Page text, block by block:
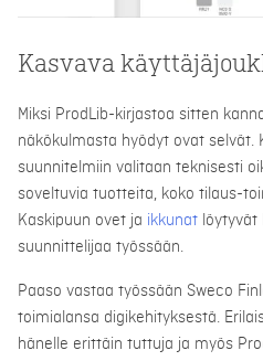
Kasvava
Miksi ProdLib-kirjastoa sitten
näkökulmasta hyödyt ovat selvät.
suunnitelmiin valitaan teknisesti
soveltuvia tuotteita, koko tilaus-
Kaskipuun ovet ja ikkunat löytyvät
suunnittelijaa työssään.
Paaso vastaa työssään Sweco
toimialansa digikehityksestä.
hänelle erittäin tuttuja ja myös